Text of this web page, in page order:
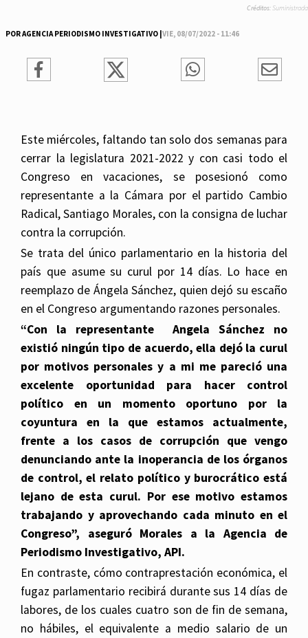
POR AGENCIA PERIODISMO INVESTIGATIVO | VIE, 08/07/2022 - 11:46
Créditos:Suministrada
Este miércoles, faltando tan solo dos semanas para
cerrar la legislatura 2021-2022 y con casi todo el
Congreso en vacaciones, se posesionó como
representante a la Cámara por el partido Cambio
Radical, Santiago Morales, con la consigna de luchar
contra la corrupción.
Se trata del único parlamentario en la historia del
país que asume su curul por 14 días. Lo hace en
reemplazo de Ángela Sánchez, quien dejó su escaño
en el Congreso argumentando razones personales.
“Con la representante Angela Sánchez no
existió ningún tipo de acuerdo, ella dejó la curul
por motivos personales y a mi me pareció una
excelente oportunidad para hacer control
político en un momento oportuno por la
coyuntura en la que estamos actualmente,
frente a los casos de corrupción que vengo
denunciando ante la inoperancia de los órganos
de control, el relato político y burocrático está
lejano de esta curul. Por ese motivo estamos
trabajando y aprovechando cada minuto en el
Congreso”, aseguró Morales a la Agencia de
Periodismo Investigativo, API.
En contraste, cómo contraprestación económica, el
fugaz parlamentario recibirá durante sus 14 días de
labores, de los cuales cuatro son de fin de semana,
no hábiles, el equivalente a medio salario de un